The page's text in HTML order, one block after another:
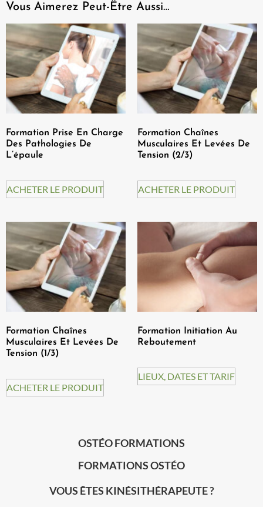
Vous Aimerez Peut-Être Aussi…
Formation Prise En Charge
Des Pathologies De
L’épaule
ACHETER LE PRODUIT
Formation Chaînes
Musculaires Et Levées De
Tension (2/3)
ACHETER LE PRODUIT
Formation Chaînes
Musculaires Et Levées De
Tension (1/3)
ACHETER LE PRODUIT
Formation Initiation Au
Reboutement
LIEUX, DATES ET TARIF
OSTÉO FORMATIONS
FORMATIONS OSTÉO
VOUS ÊTES KINÉSITHÉRAPEUTE ?